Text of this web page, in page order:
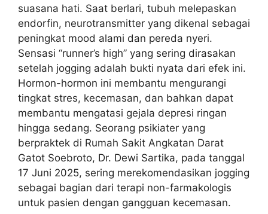
suasana hati. Saat berlari, tubuh melepaskan
endorfin, neurotransmitter yang dikenal sebagai
peningkat mood alami dan pereda nyeri.
Sensasi “runner’s high” yang sering dirasakan
setelah jogging adalah bukti nyata dari efek ini.
Hormon-hormon ini membantu mengurangi
tingkat stres, kecemasan, dan bahkan dapat
membantu mengatasi gejala depresi ringan
hingga sedang. Seorang psikiater yang
berpraktek di Rumah Sakit Angkatan Darat
Gatot Soebroto, Dr. Dewi Sartika, pada tanggal
17 Juni 2025, sering merekomendasikan jogging
sebagai bagian dari terapi non-farmakologis
untuk pasien dengan gangguan kecemasan.